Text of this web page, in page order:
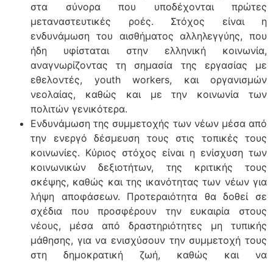
στα σύνορα που υποδέχονται πρώτες
μεταναστευτικές ροές. Στόχος είναι η
ενδυνάμωση του αισθήματος αλληλεγγύης, που
ήδη υφίσταται στην ελληνική κοινωνία,
αναγνωρίζοντας τη σημασία της εργασίας με
εθελοντές, youth workers, και οργανισμών
νεολαίας, καθώς και με την κοινωνία των
πολιτών γενικότερα.
Ενδυνάμωση της συμμετοχής των νέων μέσα από
την ενεργό δέσμευση τους στις τοπικές τους
κοινωνίες. Κύριος στόχος είναι η ενίσχυση των
κοινωνικών δεξιοτήτων, της κριτικής τους
σκέψης, καθώς και της ικανότητας των νέων για
λήψη αποφάσεων. Προτεραιότητα θα δοθεί σε
σχέδια που προσφέρουν την ευκαιρία στους
νέους, μέσα από δραστηριότητες μη τυπικής
μάθησης, για να ενισχύσουν την συμμετοχή τους
στη δημοκρατική ζωή, καθώς και να